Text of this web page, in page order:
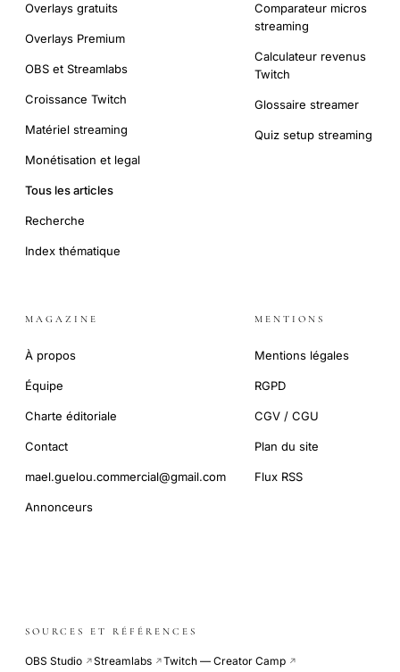
Overlays gratuits
Overlays Premium
OBS et Streamlabs
Croissance Twitch
Matériel streaming
Monétisation et legal
Tous les articles
Recherche
Index thématique
Comparateur micros
streaming
Calculateur revenus
Twitch
Glossaire streamer
Quiz setup streaming
MAGAZINE
À propos
Équipe
Charte éditoriale
Contact
mael.guelou.commercial@gmail.com
Annonceurs
MENTIONS
Mentions légales
RGPD
CGV / CGU
Plan du site
Flux RSS
SOURCES ET RÉFÉRENCES
OBS Studio ↗Streamlabs ↗Twitch — Creator Camp ↗